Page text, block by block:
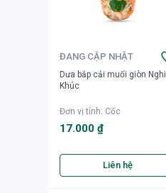
ĐANG CẬP NHẬT
Dưa bắp cải muối giòn Nghi
Khúc
Đơn vị tính: Cốc
17.000 ₫
Liên hệ